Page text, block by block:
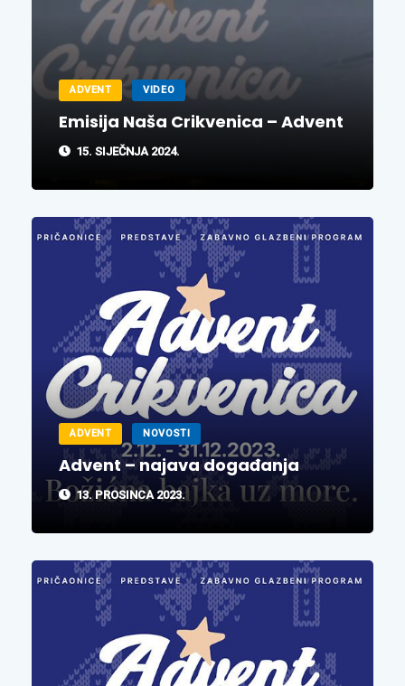
ADVENT VIDEO
Emisija Naša Crikvenica – Advent
15. SIJEČNJA 2024.
ADVENT NOVOSTI
Advent – najava događanja
13. PROSINCA 2023.